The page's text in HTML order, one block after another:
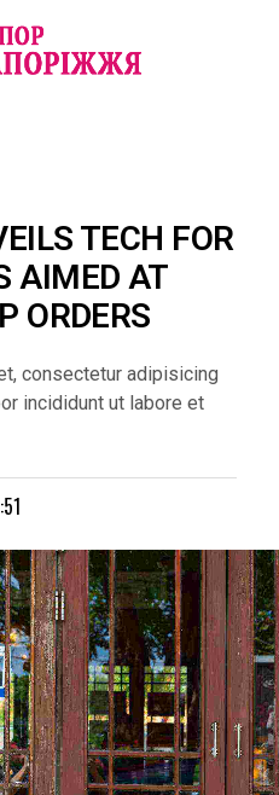
TECH FOR
AIMED AT
ORDERS
consectetur adipisicing
incididunt ut labore et
version